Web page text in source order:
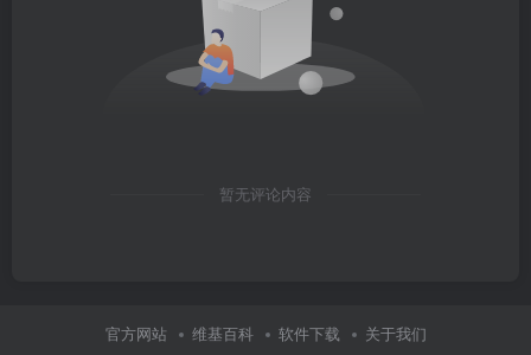
暂无评论内容
官方网站 维基百科 软件下载 关于我们